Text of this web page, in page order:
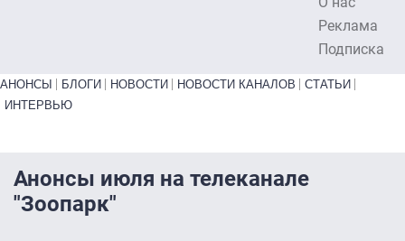
Реклама
Подписка
Primary links bottom
АНОНСЫ БЛОГИ НОВОСТИ НОВОСТИ КАНАЛОВ
СТАТЬИ
ИНТЕРВЬЮ
Анонсы июля на телеканале
"Зоопарк"